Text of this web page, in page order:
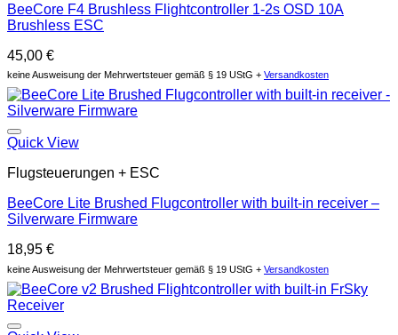
BeeCore F4 Brushless Flightcontroller 1-2s OSD 10A
Brushless ESC
45,00 €
keine Ausweisung der Mehrwertsteuer gemäß § 19 UStG + Versandkosten
Quick View
Flugsteuerungen + ESC
BeeCore Lite Brushed Flugcontroller with built-in receiver –
Silverware Firmware
18,95 €
keine Ausweisung der Mehrwertsteuer gemäß § 19 UStG + Versandkosten